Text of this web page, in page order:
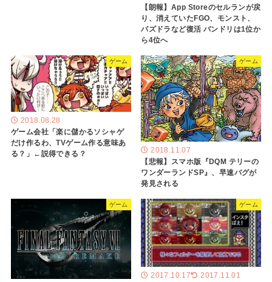
【朗報】App Storeのセルランが戻
り、消えていたFGO、モンスト、
パズドラなど復活 バンドリは1位か
ら4位へ
ゲーム
2018.08.28
ゲーム会社「楽に儲かるソシャゲ
だけ作るわ、TVゲーム作る意味あ
る？」←説得できる？
ゲーム
2018.11.07
【悲報】スマホ版『DQM テリーの
ワンダーランドSP』、早速バグが
発見される
ゲーム ゲーム
2017.10.17 2017.11.01